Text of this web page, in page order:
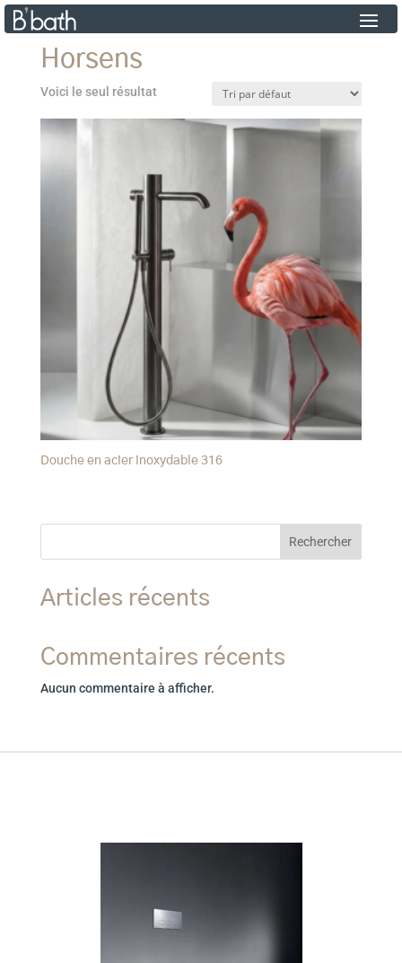
Horsens
Voici le seul résultat
Douche en acier inoxydable 316
Rechercher
Articles récents
Commentaires récents
Aucun commentaire à afficher.